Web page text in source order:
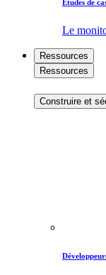
Études de
Le
Ressources
Ressources
Construire et